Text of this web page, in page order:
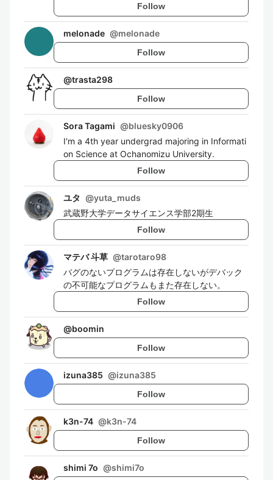
Follow
melonade @melonade
Follow
@trasta298
Follow
Sora Tagami @bluesky0906
I'm a 4th year undergrad majoring in Informati
on Science at Ochanomizu University.
Follow
ユタ @yuta_muds
武蔵野大学データサイエンス学部2期生
Follow
マテバ 斗草 @tarotaro98
バグのないプログラムは存在しないがデバック
の不可能なプログラムもまた存在しない。
Follow
@boomin
Follow
izuna385 @izuna385
Follow
k3n-74 @k3n-74
Follow
shimi 7o @shimi7o